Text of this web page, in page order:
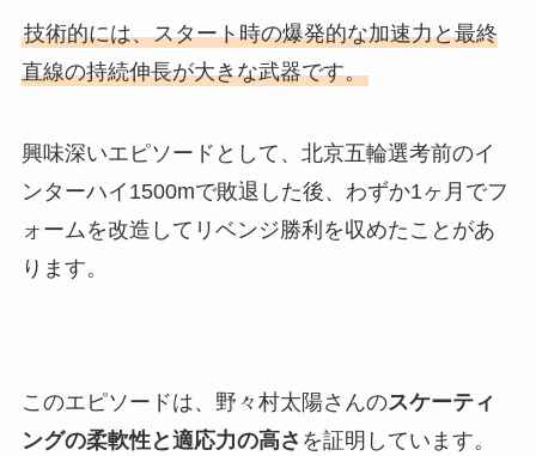
技術的には、スタート時の爆発的な加速力と最終
直線の持続伸長が大きな武器です。
興味深いエピソードとして、北京五輪選考前のイ
ンターハイ1500mで敗退した後、わずか1ヶ月でフ
ォームを改造してリベンジ勝利を収めたことがあ
ります。
このエピソードは、野々村太陽さんのスケーティ
ングの柔軟性と適応力の高さ を証明しています。